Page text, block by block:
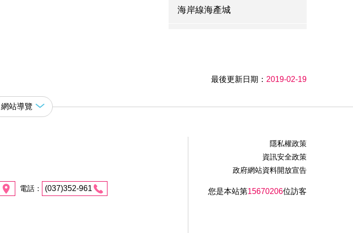
海岸線海產城
最後更新日期： 2019-02-19
網站導覽
電話：
(037)352-961
隱私權政策
資訊安全政策
政府網站資料開放宣告
您是本站第15670206位訪客